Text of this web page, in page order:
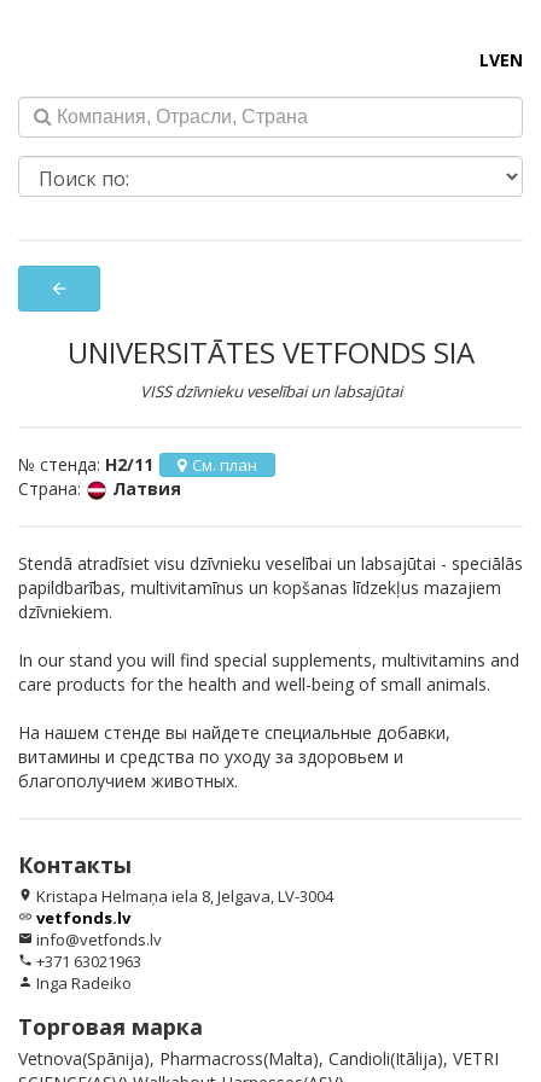
LVEN
arrow_back
UNIVERSITĀTES VETFONDS SIA
VISS dzīvnieku veselībai un labsajūtai
№ стенда: H2/11 См. план
Страна: Латвия
Stendā atradīsiet visu dzīvnieku veselībai un labsajūtai - speciālās
papildbarības, multivitamīnus un kopšanas līdzekļus mazajiem
dzīvniekiem.
In our stand you will find special supplements, multivitamins and
care products for the health and well-being of small animals.
На нашем стенде вы найдете специальные добавки,
витамины и средства по уходу за здоровьем и
благополучием животных.
Контакты
location_on Kristapa Helmaņa iela 8, Jelgava, LV-3004
link vetfonds.lv
email info@vetfonds.lv
phone +371 63021963
person Inga Radeiko
Торговая марка
Vetnova(Spānija), Pharmacross(Malta), Candioli(Itālija), VETRI